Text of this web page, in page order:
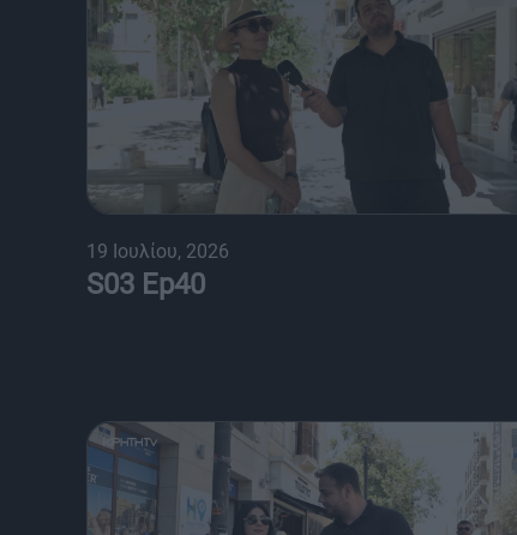
19 Ιουλίου, 2026
S03 Ep40